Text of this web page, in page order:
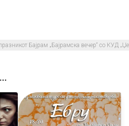
Бајрам „Бајрамска вечер“ со КУД